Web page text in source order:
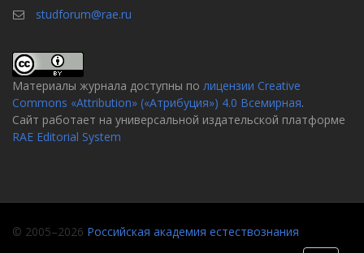
studforum@rae.ru
Материалы журнала доступны по лицензии Creative
Commons «Attribution» («Атрибуция») 4.0 Всемирная.
Сайт работает на универсальной издательской платформе
RAE Editorial System
© 2005–2026 Российская академия естествознания